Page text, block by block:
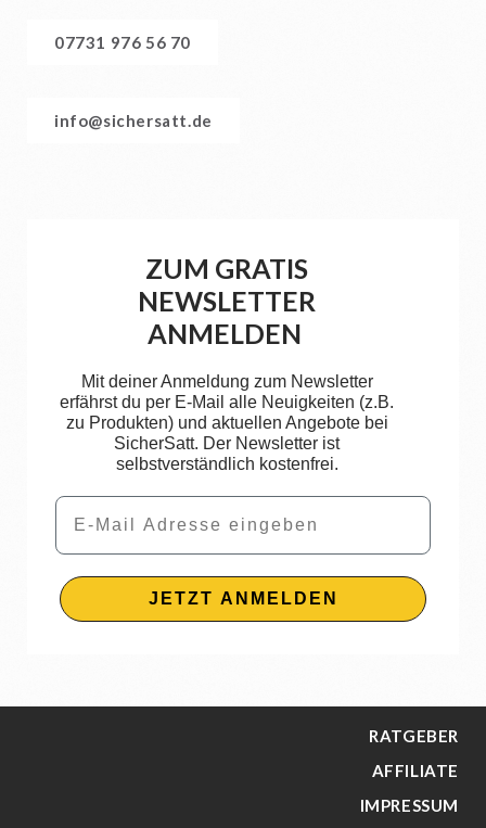
07731 976 56 70
info@sichersatt.de
ZUM GRATIS
NEWSLETTER
ANMELDEN
Mit deiner Anmeldung zum Newsletter
erfährst du per E-Mail alle Neuigkeiten (z.B.
zu Produkten) und aktuellen Angebote bei
SicherSatt. Der Newsletter ist
selbstverständlich kostenfrei.
Email
JETZT ANMELDEN
RATGEBER
AFFILIATE
IMPRESSUM